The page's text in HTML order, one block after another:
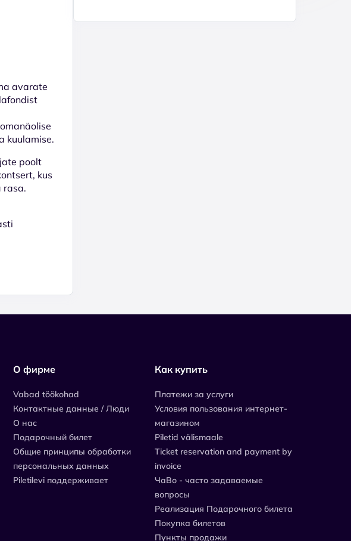
avarate
kuulamise.
poolt
kus
rasa.
О фирме
Vabad töökohad
Контактные данные / Люди
О нас
Подарочный билет
Общие принципы обработки
персональных данных
Piletilevi поддерживает
Как купить
Платежи за услуги
Условия пользования интернет-
магазином
Piletid välismaale
Ticket reservation and payment by
invoice
ЧаВо - часто задаваемые
вопросы
Реализация Подарочного билета
Покупка билетов
Пункты продажи